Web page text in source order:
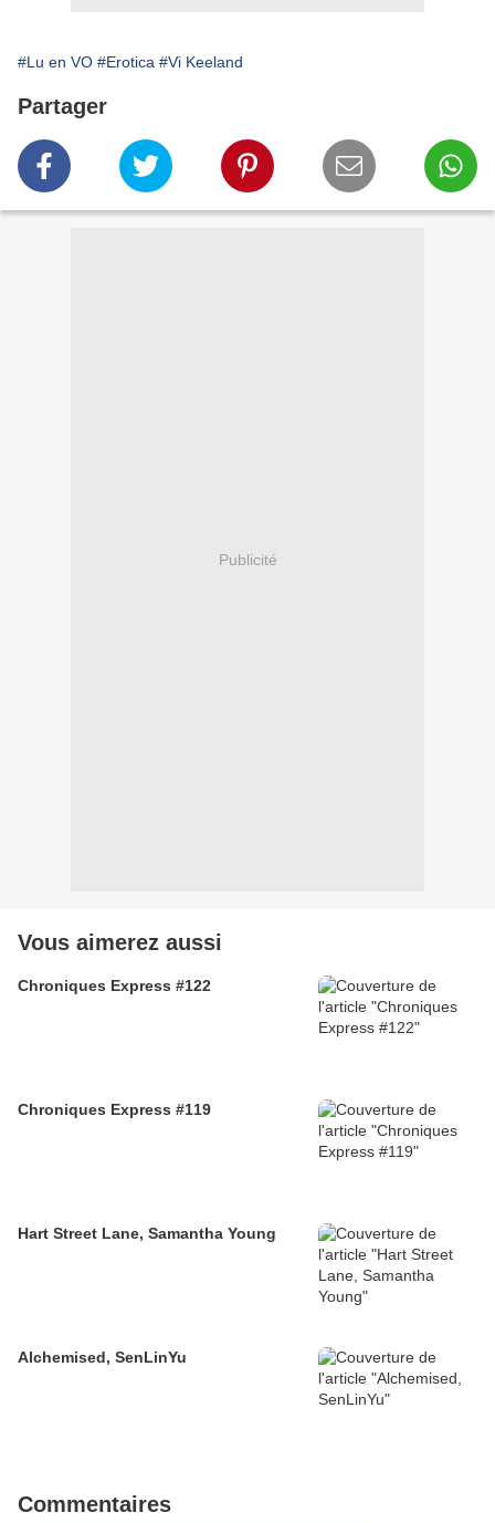
#Lu en VO #Erotica #Vi Keeland
Partager
Publicité
Vous aimerez aussi
Chroniques Express #122
Chroniques Express #119
Hart Street Lane, Samantha Young
Alchemised, SenLinYu
Commentaires